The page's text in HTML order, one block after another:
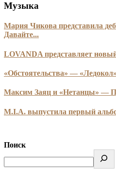
Музыка
Мария Чикова представила
Давайте...
LOVANDA представляет
«Обстоятельства» —
Максим Заяц и «Нетанцы» —
M.I.A. выпустила первый
Поиск